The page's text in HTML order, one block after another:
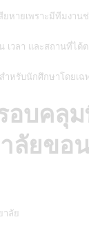
ยหายเพราะมีทีมงาน
เวลา และสถานที่ได้
ำหรับนักศึกษาโดยเฉ
อบคลุ
ลัยขอ
าลัย